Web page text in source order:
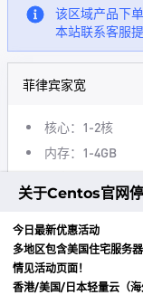
该区域产品下
本站联系客服
菲律宾家宽
核心：1-2核
内存：1-4GB
流量：500GB--
硬盘：20--60G SSD
属性：独享/纯净
解锁Tiktok/亚马
关于Centos官网
今日最新优惠活动
多地区包含美国住宅服务
情见活动页面！
香港/美国/日本轻量云（海